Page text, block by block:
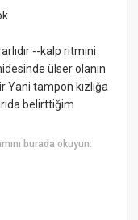
--kalp ritmini
ülser olanın
Yani tampon kızlığa
belirttiğim
burada okuyun: